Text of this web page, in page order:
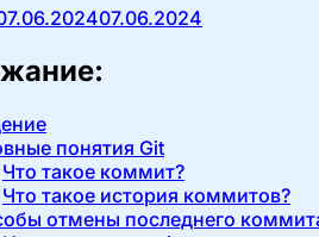
07.06.2024
понятия Git
Что такое коммит?
Что такое история коммитов?
отмены последнего